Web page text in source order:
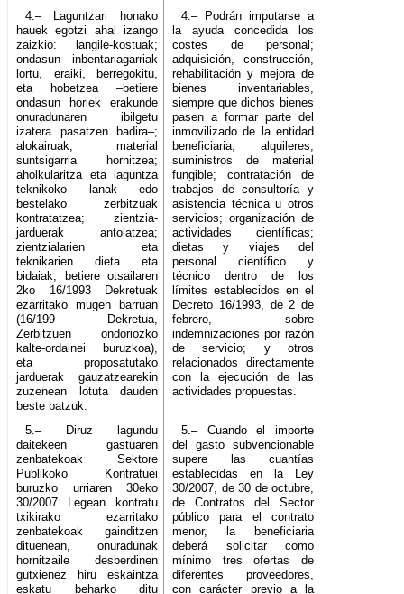
4.– Laguntzari honako
hauek egotzi ahal izango
zaizkio: langile-kostuak;
ondasun inbentariagarriak
lortu, eraiki, berregokitu,
eta hobetzea –betiere
ondasun horiek erakunde
onuradunaren ibilgetu
izatera pasatzen badira–;
alokairuak; material
suntsigarria hornitzea;
aholkularitza eta laguntza
teknikoko lanak edo
bestelako zerbitzuak
kontratatzea; zientzia-
jarduerak antolatzea;
zientzialarien eta
teknikarien dieta eta
bidaiak, betiere otsailaren
2ko 16/1993 Dekretuak
ezarritako mugen barruan
(16/199 Dekretua,
Zerbitzuen ondoriozko
kalte-ordainei buruzkoa),
eta proposatutako
jarduerak gauzatzearekin
zuzenean lotuta dauden
beste batzuk.
4.– Podrán imputarse a
la ayuda concedida los
costes de personal;
adquisición, construcción,
rehabilitación y mejora de
bienes inventariables,
siempre que dichos bienes
pasen a formar parte del
inmovilizado de la entidad
beneficiaria; alquileres;
suministros de material
fungible; contratación de
trabajos de consultoría y
asistencia técnica u otros
servicios; organización de
actividades científicas;
dietas y viajes del
personal científico y
técnico dentro de los
límites establecidos en el
Decreto 16/1993, de 2 de
febrero, sobre
indemnizaciones por razón
de servicio; y otros
relacionados directamente
con la ejecución de las
actividades propuestas.
5.– Diruz lagundu
daitekeen gastuaren
zenbatekoak Sektore
Publikoko Kontratuei
buruzko urriaren 30eko
30/2007 Legean kontratu
txikirako ezarritako
zenbatekoak gainditzen
dituenean, onuradunak
hornitzaile desberdinen
gutxienez hiru eskaintza
eskatu beharko ditu
5.– Cuando el importe
del gasto subvencionable
supere las cuantías
establecidas en la Ley
30/2007, de 30 de octubre,
de Contratos del Sector
público para el contrato
menor, la beneficiaria
deberá solicitar como
mínimo tres ofertas de
diferentes proveedores,
con carácter previo a la